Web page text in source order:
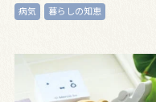
病気 暮らしの知恵